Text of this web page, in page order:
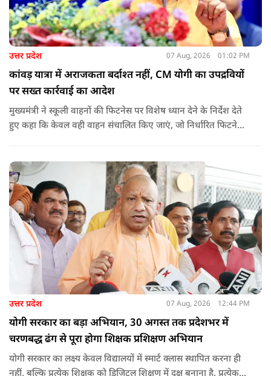
उत्तर प्रदेश 07 Aug, 2026 01:02 PM
कांवड़ यात्रा में अराजकता बर्दाश्त नहीं, CM योगी का उपद्रवियों
पर सख्त कार्रवाई का आदेश
मुख्यमंत्री ने स्कूली वाहनों की फिटनेस पर विशेष ध्यान देने के निर्देश देते
हुए कहा कि केवल वही वाहन संचालित किए जाएं, जो निर्धारित फिटनेस
ताकि विद्यार्थियों और आम नागरिकों की सुरक्षा सुनिश्चित की जा सके.
उत्तर प्रदेश 07 Aug, 2026 12:44 PM
योगी सरकार का बड़ा अभियान, 30 अगस्त तक प्रदेशभर में
चरणबद्ध ढंग से पूरा होगा शिक्षक प्रशिक्षण अभियान
योगी सरकार का लक्ष्य केवल विद्यालयों में स्मार्ट क्लास स्थापित करना ही
नहीं, बल्कि प्रत्येक शिक्षक को डिजिटल शिक्षण में दक्ष बनाना है. प्रत्येक